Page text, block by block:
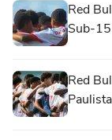
Red
Sub-15
Red